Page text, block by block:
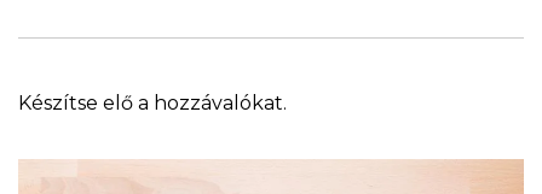
Készítse elő a hozzávalókat.